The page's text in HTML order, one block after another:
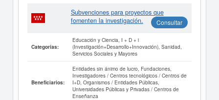
Subvenciones para proyectos que
fomenten la investigación.
Consultar
Categorías:
Educación y Ciencia, I + D + i
(Investigación+Desarrollo+Innovación), Sanidad,
Servicios Sociales y Mayores
Beneficiarios:
Entidades sin ánimo de lucro, Fundaciones,
Investigadores / Centros tecnológicos / Centros de
I+D, Organismos / Entidades Públicas,
Universidades Públicas y Privadas / Centros de
Enseñanza